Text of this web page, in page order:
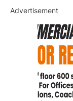
Advertisement